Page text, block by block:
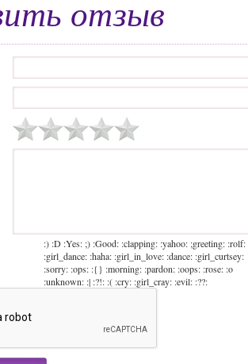
отзыв
:) :D :Yes: ;) :Good: :clapping: :yahoo: ;greeting: :rolf:
:girl_dance: :haha: :girl_in_love: :dance: :girl_curtsey:
:sorry: :ops: :{} :morning: :pardon: :oops: :rose: :o
:unknown: :| :?!: :( :cry: :girl_cray: :evil: :??: